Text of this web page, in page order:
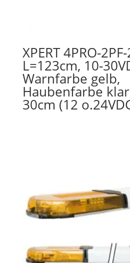
XPERT 4PRO-
L=123cm, 10-
Warnfarbe gelb,
Haubenfarbe
30cm (12